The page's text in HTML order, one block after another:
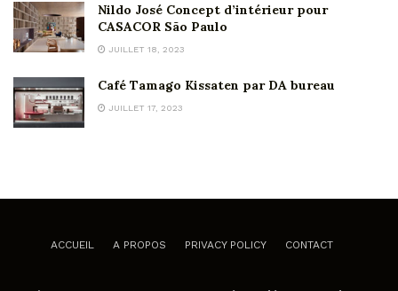
Nildo José Concept d’intérieur pour
CASACOR São Paulo
JUILLET 18, 2023
Café Tamago Kissaten par DA bureau
JUILLET 17, 2023
ACCUEIL A PROPOS PRIVACY POLICY CONTACT